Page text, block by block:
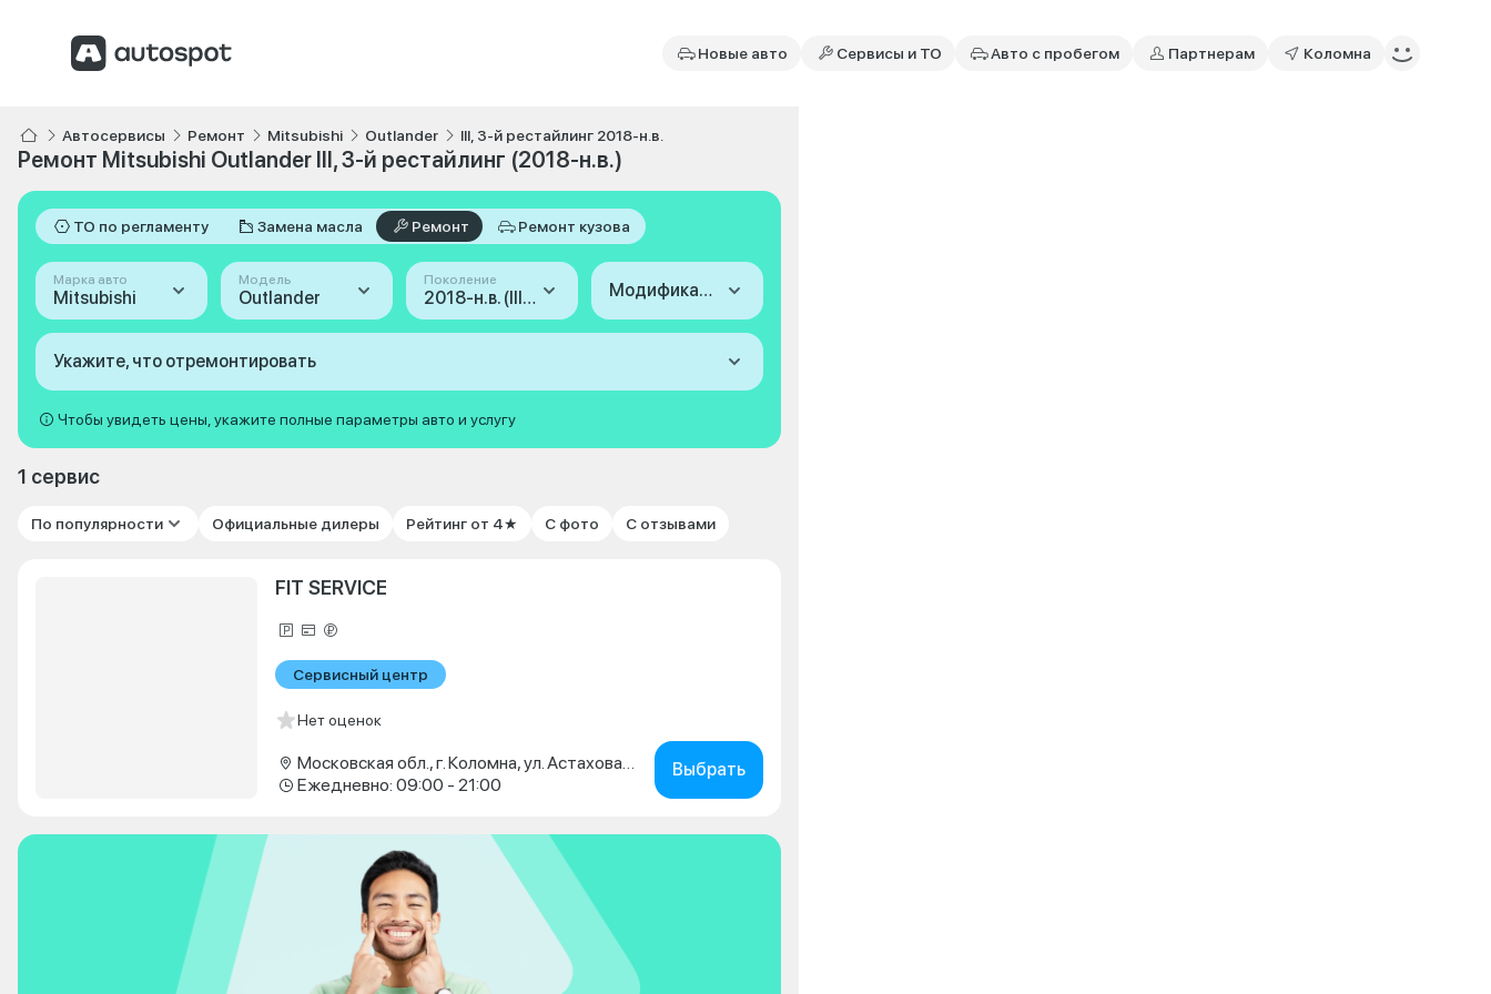
Новые авто Сервисы и ТО Авто с пробегом Партнерам Коломна
Автосервисы Ремонт Mitsubishi Outlander III, 3-й рестайлинг 2018-н.в.
Ремонт Mitsubishi Outlander III, 3-й рестайлинг (2018-н.в.)
ТО по регламенту Замена масла Ремонт Ремонт кузова
Марка авто
Mitsubishi
Модель
Outlander
Поколение
2018-н.в. (III, 3-й рестайлинг) Модификация
Укажите, что отремонтировать
Чтобы увидеть цены, укажите полные параметры авто и услугу
1 сервис
По популярности Официальные дилеры Рейтинг от 4★ С фото С отзывами
FIT SERVICE
Сервисный центр
Нет оценок
Ежедневно: 09:00 - 21:00
Выбрать